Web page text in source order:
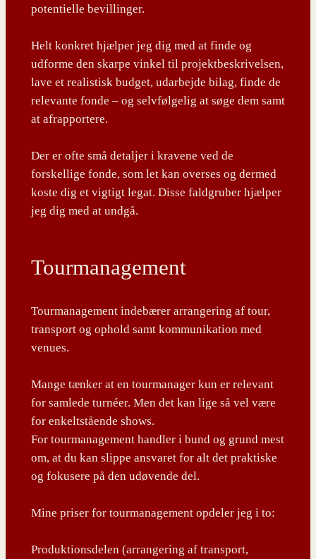
potentielle bevillinger.
Helt konkret hjælper jeg dig med at finde og
udforme den skarpe vinkel til projektbeskrivelsen,
lave et realistisk budget, udarbejde bilag, finde de
relevante fonde – og selvfølgelig at søge dem samt
at afrapportere.
Der er ofte små detaljer i kravene ved de
forskellige fonde, som let kan overses og dermed
koste dig et vigtigt legat. Disse faldgruber hjælper
jeg dig med at undgå.
Tourmanagement
Tourmanagement indebærer arrangering af tour,
transport og ophold samt kommunikation med
venues.
Mange tænker at en tourmanager kun er relevant
for samlede turnéer. Men det kan lige så vel være
for enkeltstående shows.
For tourmanagement handler i bund og grund mest
om, at du kan slippe ansvaret for alt det praktiske
og fokusere på den udøvende del.
Mine priser for tourmanagement opdeler jeg i to:
Produktionsdelen (arrangering af transport,